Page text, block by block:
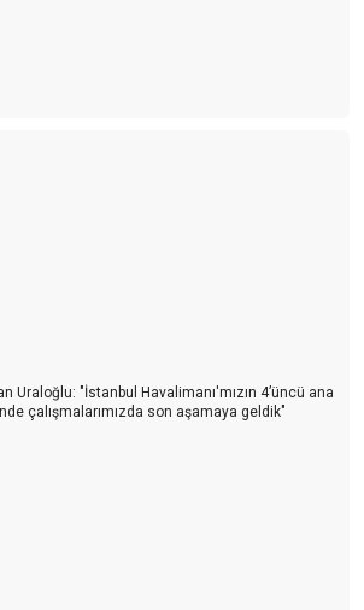
Uraloğlu: "İstanbul Havalimanı'mızın 4’üncü ana
çalışmalarımızda son aşamaya geldik"